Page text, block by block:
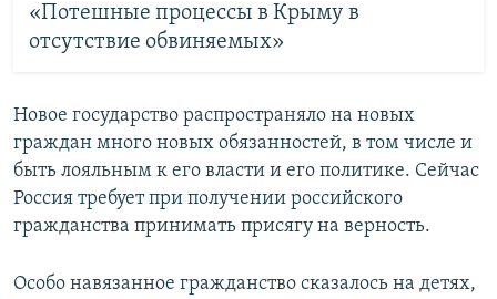
«Потешные процессы в Крыму в
отсутствие обвиняемых»
Новое государство распространяло на новых
граждан много новых обязанностей, в том числе и
быть лояльным к его власти и его политике. Сейчас
Россия требует при получении российского
гражданства принимать присягу на верность.
Особо навязанное гражданство сказалось на детях,